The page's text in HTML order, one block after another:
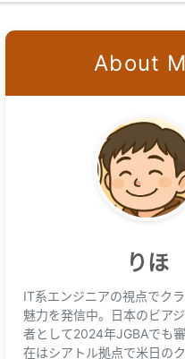
About
りほ
IT系エンジニアの視点でク
魅力を発信中。日本のビア
者として2024年JGBAでも
在はシアトル拠点で米日の